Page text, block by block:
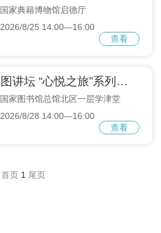
国家典籍博物馆启德厅
2026/8/25 14:00—16:00
查看
国图讲坛 “心悦之旅”系列之七： 叩心理之门、启文化之窗——社会心理服务中的“塘鱼兼治”
国家图书馆总馆北区一层学津堂
2026/8/28 14:00—16:00
查看
首页 1 尾页